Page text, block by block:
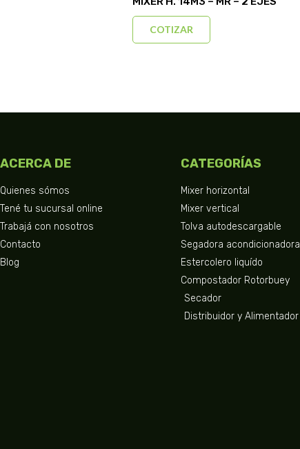
COTIZAR
ACERCA DE
Quienes sómos
Tené tu sucursal online
Trabajá con nosotros
Contacto
Blog
CATEGORÍAS
Mixer horizontal
Mixer vertical
Tolva autodescargable
Segadora acondicionadora
Estercolero liquído
Compostador Rotorbuey
Secador
Distribuidor y Alimentador